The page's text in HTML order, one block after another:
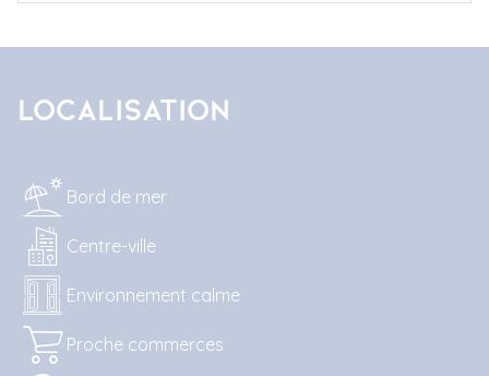
Localisation
Bord de mer
Centre-ville
Environnement calme
Proche commerces